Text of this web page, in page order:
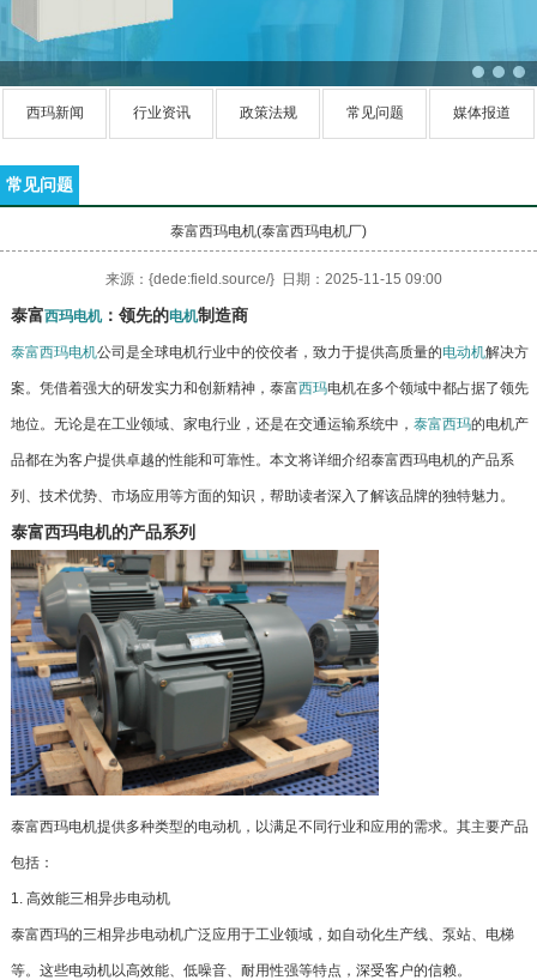
西玛新闻 行业资讯 政策法规 常见问题 媒体报道
常见问题
泰富西玛电机(泰富西玛电机厂)
来源：{dede:field.source/} 日期：2025-11-15 09:00
泰富西玛电机：领先的电机制造商
泰富西玛电机公司是全球电机行业中的佼佼者，致力于提供高质量的电动机解决方
案。凭借着强大的研发实力和创新精神，泰富西玛电机在多个领域中都占据了领先
地位。无论是在工业领域、家电行业，还是在交通运输系统中， 泰富西玛的电机产
品都在为客户提供卓越的性能和可靠性。本文将详细介绍泰富西玛电机的产品系
列、技术优势、市场应用等方面的知识，帮助读者深入了解该品牌的独特魅力。
泰富西玛电机的产品系列
泰富西玛电机提供多种类型的电动机，以满足不同行业和应用的需求。其主要产品
包括：
1. 高效能三相异步电动机
泰富西玛的三相异步电动机广泛应用于工业领域，如自动化生产线、泵站、电梯
等。这些电动机以高效能、低噪音、耐用性强等特点，深受客户的信赖。